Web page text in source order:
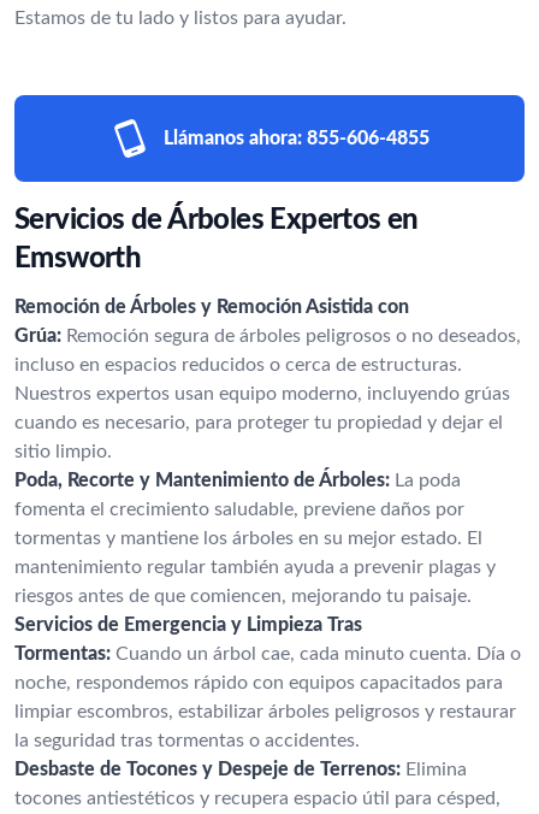
Estamos de tu lado y listos para ayudar.
Llámanos ahora: 855-606-4855
Servicios de Árboles Expertos en
Emsworth
Remoción de Árboles y Remoción Asistida con
Grúa: Remoción segura de árboles peligrosos o no deseados,
incluso en espacios reducidos o cerca de estructuras.
Nuestros expertos usan equipo moderno, incluyendo grúas
cuando es necesario, para proteger tu propiedad y dejar el
sitio limpio.
Poda, Recorte y Mantenimiento de Árboles: La poda
fomenta el crecimiento saludable, previene daños por
tormentas y mantiene los árboles en su mejor estado. El
mantenimiento regular también ayuda a prevenir plagas y
riesgos antes de que comiencen, mejorando tu paisaje.
Servicios de Emergencia y Limpieza Tras
Tormentas: Cuando un árbol cae, cada minuto cuenta. Día o
noche, respondemos rápido con equipos capacitados para
limpiar escombros, estabilizar árboles peligrosos y restaurar
la seguridad tras tormentas o accidentes.
Desbaste de Tocones y Despeje de Terrenos: Elimina
tocones antiestéticos y recupera espacio útil para césped,